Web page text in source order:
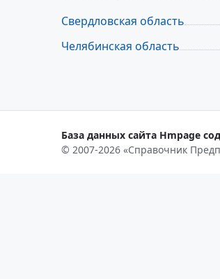
Свердловская область
Челябинская область
База данных сайта Hmpage
© 2007-2026 «Справочник